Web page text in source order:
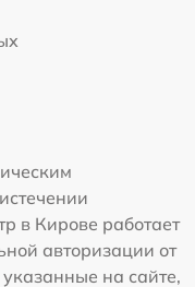
в Кирове работает
авторизации от
на сайте,